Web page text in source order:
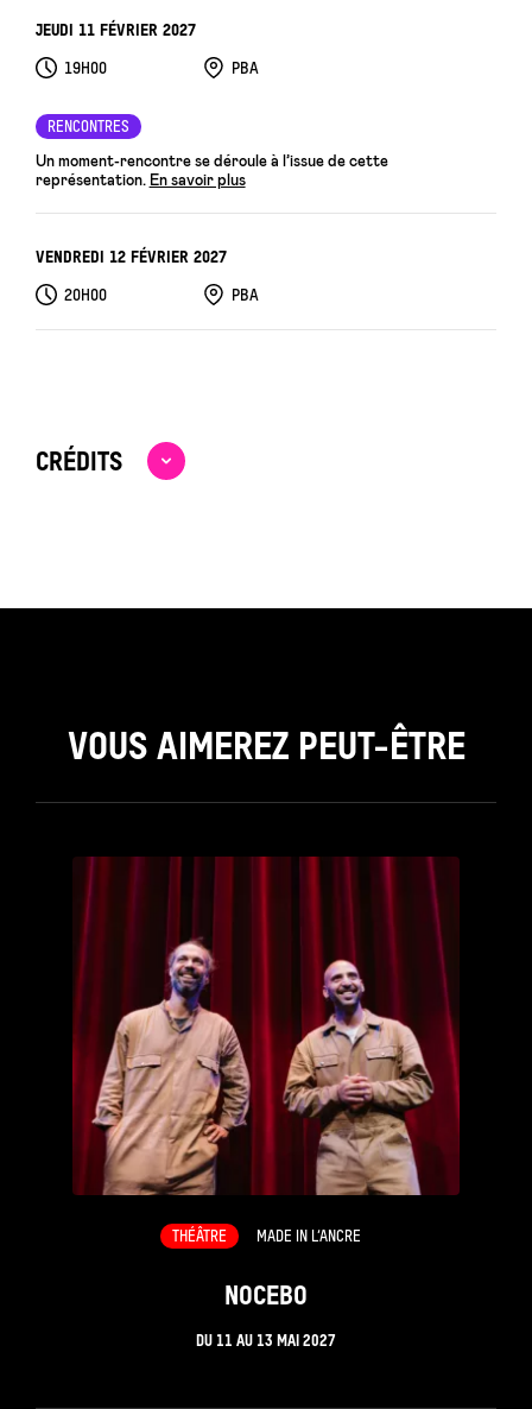
JEUDI 11 FÉVRIER 2027
19H00 PBA
RENCONTRES
Un moment-rencontre se déroule à l’issue de cette
représentation. En savoir plus
VENDREDI 12 FÉVRIER 2027
20H00 PBA
CRÉDITS
VOUS AIMEREZ PEUT-ÊTRE
NOCEBO
DU 11 AU 13 MAI 2027
THÉÂTRE MADE IN L’ANCRE